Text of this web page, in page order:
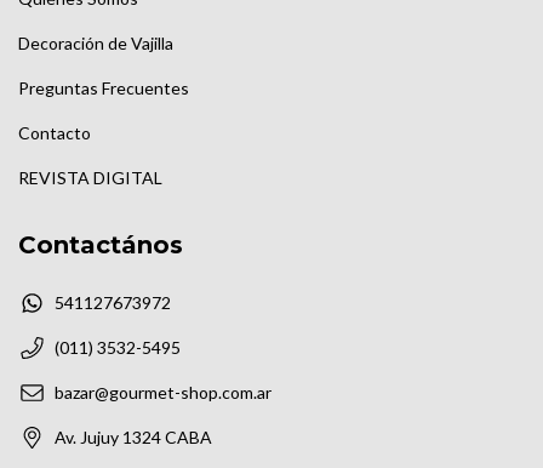
Decoración de Vajilla
Preguntas Frecuentes
Contacto
REVISTA DIGITAL
Contactános
541127673972
(011) 3532-5495
bazar@gourmet-shop.com.ar
Av. Jujuy 1324 CABA